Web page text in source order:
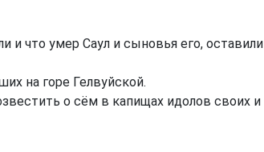
и что умер Саул и сыновья его, оставили
на горе Гелвуйской.
о сём в капищах идолов своих и